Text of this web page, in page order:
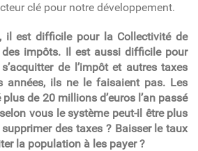
clé pour notre développement.
il est difficile pour la Collectivité de
des impôts. Il est aussi difficile pour
de l’impôt et autres taxes
années, ils ne le faisaient pas. Les
de 20 millions d’euros l’an passé
vous le système peut-il être plus
des taxes ? Baisser le taux
la population à les payer ?